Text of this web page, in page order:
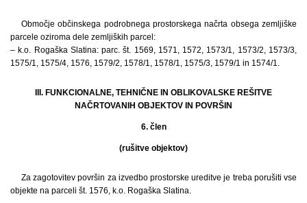
Območje občinskega podrobnega prostorskega načrta obsega zemljiške
parcele oziroma dele zemljiških parcel:
– k.o. Rogaška Slatina: parc. št. 1569, 1571, 1572, 1573/1, 1573/2, 1573/3,
1575/1, 1575/4, 1576, 1579/2, 1578/1, 1578/1, 1575/3, 1579/1 in 1574/1.
III. FUNKCIONALNE, TEHNIČNE IN OBLIKOVALSKE REŠITVE
NAČRTOVANIH OBJEKTOV IN POVRŠIN
6. člen
(rušitve objektov)
Za zagotovitev površin za izvedbo prostorske ureditve je treba porušiti vse
objekte na parceli št. 1576, k.o. Rogaška Slatina.